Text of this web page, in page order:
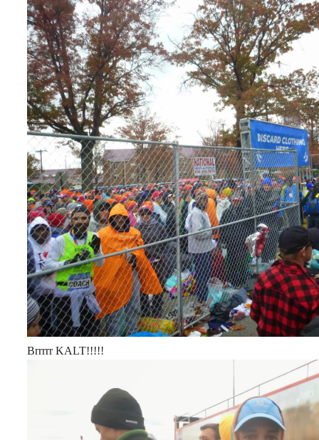
Brrrrr KALT!!!!!